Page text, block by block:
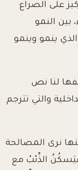
على الصراع
بين النمو
ينمو وينمو
لنا نص
والتي تترجم
نرى المصالحة
الذِّئبُ مع